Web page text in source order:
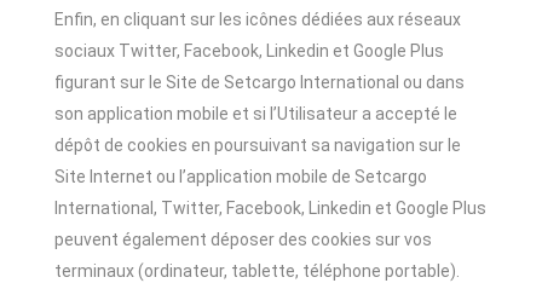
Enfin, en cliquant sur les icônes dédiées aux réseaux
sociaux Twitter, Facebook, Linkedin et Google Plus
figurant sur le Site de Setcargo International ou dans
son application mobile et si l’Utilisateur a accepté le
dépôt de cookies en poursuivant sa navigation sur le
Site Internet ou l’application mobile de Setcargo
International, Twitter, Facebook, Linkedin et Google Plus
peuvent également déposer des cookies sur vos
terminaux (ordinateur, tablette, téléphone portable).